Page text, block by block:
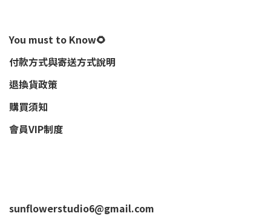
You must to Know🌻
付款方式與寄送方式說明
退換貨政策
購買須知
會員VIP制度
sunflowerstudio6@gmail.com